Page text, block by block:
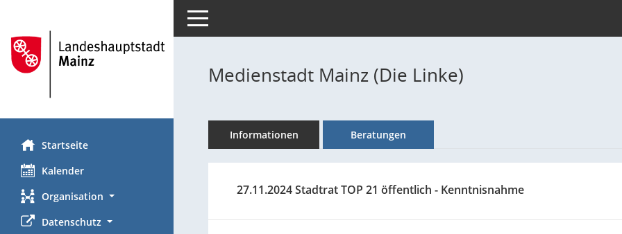
Startseite
Kalender
Organisation
Datenschutz
Toggle navigation
Medienstadt Mainz (Die Linke)
Informationen Beratungen
27.11.2024 Stadtrat TOP 21 öffentlich - Kenntnisnahme